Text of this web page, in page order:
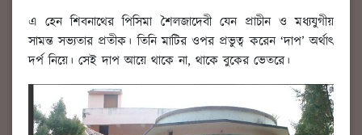
এ হেন শিবনাথের পিসিমা শৈলজাদেবী যেন প্রাচীন ও মধ্যযুগীয়
সামন্ত সভ্যতার প্রতীক। তিনি মাটির ওপর প্রভুত্ব করেন ‘দাপ’ অর্থাৎ
দর্প নিয়ে। সেই দাপ আয়ে থাকে না, থাকে বুকের ভেতরে।